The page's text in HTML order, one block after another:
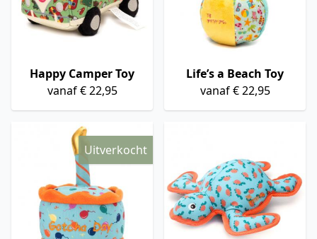
Happy Camper Toy
vanaf € 22,95
Life’s a Beach Toy
vanaf € 22,95
Uitverkocht